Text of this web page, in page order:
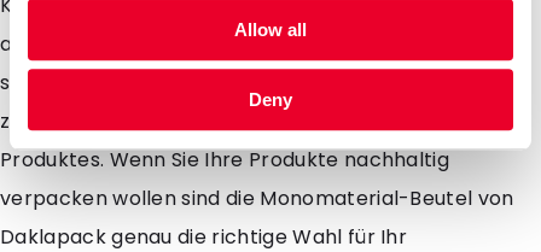
Allow all
Deny
ausgasende Produkte verwendet werden. Die Beutel
sind lebensmittelsicher und bieten aufgrund der
zusätzlichen Barriere eine längere Haltbarkeit ihres
Produktes. Wenn Sie Ihre Produkte nachhaltig
verpacken wollen sind die Monomaterial-Beutel von
Daklapack genau die richtige Wahl für Ihr